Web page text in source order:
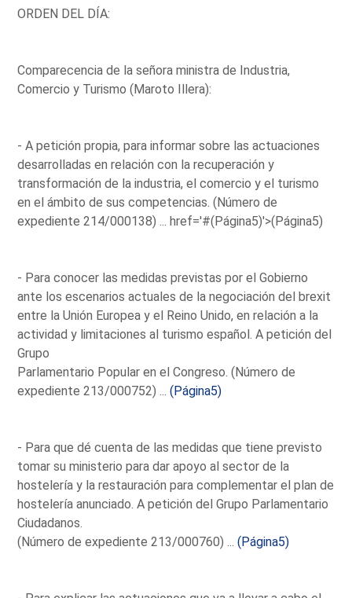
ORDEN DEL DÍA:
Comparecencia de la señora ministra de Industria,
Comercio y Turismo (Maroto Illera):
- A petición propia, para informar sobre las actuaciones
desarrolladas en relación con la recuperación y
transformación de la industria, el comercio y el turismo
en el ámbito de sus competencias. (Número de
expediente 214/000138) ...href='#(Página5)'>(Página5)
- Para conocer las medidas previstas por el Gobierno
ante los escenarios actuales de la negociación del brexit
entre la Unión Europea y el Reino Unido, en relación a la
actividad y limitaciones al turismo español. A petición del
Grupo
Parlamentario Popular en el Congreso. (Número de
expediente 213/000752) ...(Página5)
- Para que dé cuenta de las medidas que tiene previsto
tomar su ministerio para dar apoyo al sector de la
hostelería y la restauración para complementar el plan de
hostelería anunciado. A petición del Grupo Parlamentario
Ciudadanos.
(Número de expediente 213/000760) ...(Página5)